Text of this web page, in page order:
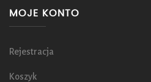
MOJE KONTO
Rejestracja
Koszyk